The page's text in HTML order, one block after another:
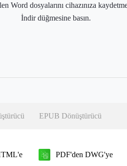
Word dosyalarını cihazınıza
İndir düğmesine basın.
EPUB Dönüştürücü
PDF'den DWG'ye